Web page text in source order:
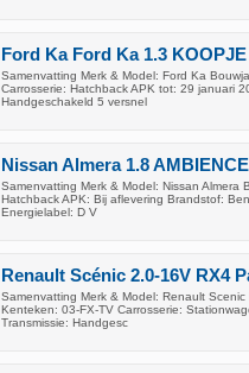
Ford Ka Ford Ka 1.3
Samenvatting Merk & Model: Ford Ka
Carrosserie: Hatchback APK tot: 29 januari
Handgeschakeld 5 versnel
Nissan Almera 1.8
Samenvatting Merk & Model: Nissan Almera
Hatchback APK: Bij aflevering Brandstof:
Energielabel: D V
Renault Scénic 2.0-16V RX4
Samenvatting Merk & Model: Renault
Kenteken: 03-FX-TV Carrosserie:
Transmissie: Handgesc